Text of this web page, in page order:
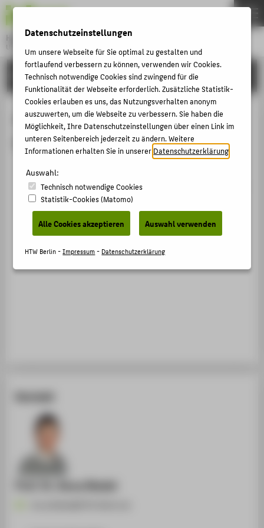
Hochschule für Technik und Wirtschaft Berlin
University of Applied Sciences
Menu
FORSCHUNG
Abgeschlossene Promotionen
betreut von Prof. Dr. Anna Riedel
Weiterbildungstypen im digitalen Raum. Elemente
adaptiver Lernsysteme für die Vermittlung Digitaler
Kompetenz
Betreute Promotion › 2023
Kontakt
Prof. Dr. Anna Riedel
THEMEN
HOCHSCHULE
CAMPUS
STUDIUM
LEHRE
KARRIERE
INTERNATIONAL
INFORMATIONEN FÜR
STUDIENINTERESSIERTE
Datenschutzeinstellungen
Um unsere Webseite für Sie optimal zu gestalten und
fortlaufend verbessern zu können, verwenden wir Cookies.
Technisch notwendige Cookies sind zwingend für die
Funktionalität der Webseite erforderlich. Zusätzliche Statistik-
Cookies erlauben es uns, das Nutzungsverhalten anonym
auszuwerten, um die Webseite zu verbessern. Sie haben die
Möglichkeit, Ihre Datenschutzeinstellungen über einen Link im
unteren Seitenbereich jederzeit zu ändern. Weitere
Informationen erhalten Sie in unsererDatenschutzerklärung
Auswahl:
Technisch notwendige Cookies
Statistik-Cookies (Matomo)
Alle Cookies akzeptieren Auswahl verwenden
HTW Berlin -Impressum- Datenschutzerklärung